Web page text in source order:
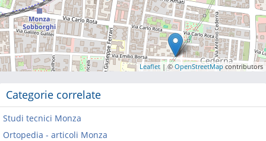
Leaflet | ©OpenStreetMapcontributors
Categorie correlate
Studi tecnici Monza
Ortopedia - articoli Monza